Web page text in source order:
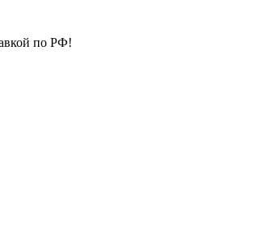
по РФ!